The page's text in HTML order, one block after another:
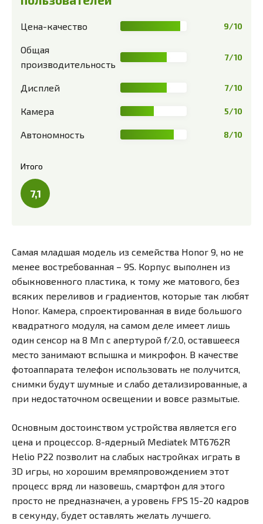
Цена-качество 9/10
Общая
производительность
7/10
Дисплей 7/10
Камера 5/10
Автономность 8/10
Итого
7,1
Самая младшая модель из семейства Honor 9, но не
менее востребованная – 9S. Корпус выполнен из
обыкновенного пластика, к тому же матового, без
всяких переливов и градиентов, которые так любят
Honor. Камера, спроектированная в виде большого
квадратного модуля, на самом деле имеет лишь
один сенсор на 8 Мп с апертурой f/2.0, оставшееся
место занимают вспышка и микрофон. В качестве
фотоаппарата телефон использовать не получится,
снимки будут шумные и слабо детализированные, а
при недостаточном освещении и вовсе размытые.
Основным достоинством устройства является его
цена и процессор. 8-ядерный Mediatek MT6762R
Helio P22 позволит на слабых настройках играть в
3D игры, но хорошим времяпровождением этот
процесс вряд ли назовешь, смартфон для этого
просто не предназначен, а уровень FPS 15-20 кадров
в секунду, будет оставлять желать лучшего.